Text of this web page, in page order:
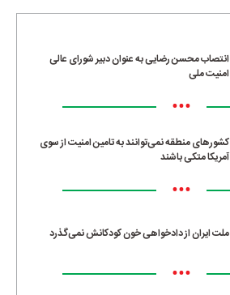
انتصاب محسن رضایی به عنوان دبیر شورای عالی
امنیت ملی
•••
کشورهای منطقه نمی‌توانند به تامین امنیت از سوی
آمریکا متکی باشند
•••
ملت ایران از دادخواهی خون کودکانش نمی‌گذرد
•••